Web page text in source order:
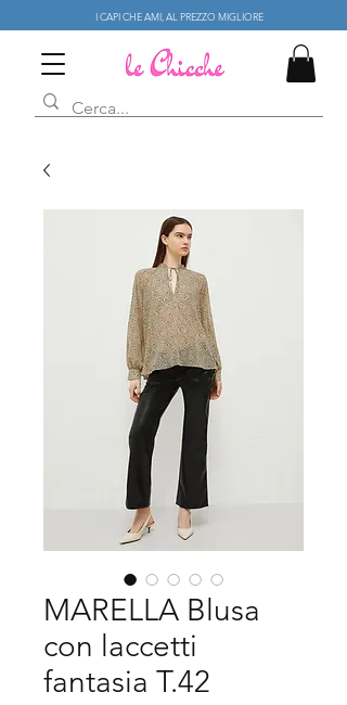
I CAPI CHE AMI, AL PREZZO MIGLIORE
MARELLA Blusa
con laccetti
fantasia T.42